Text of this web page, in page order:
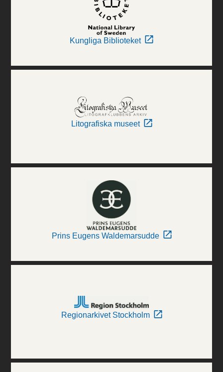
Kungliga Biblioteket
Litografiska museet
Prins Eugens Waldemarsudde
Regionarkivet Stockholm